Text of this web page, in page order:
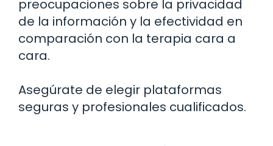
preocupaciones sobre la privacidad
de la información y la efectividad en
comparación con la terapia cara a
cara.
Asegúrate de elegir plataformas
seguras y profesionales cualificados.